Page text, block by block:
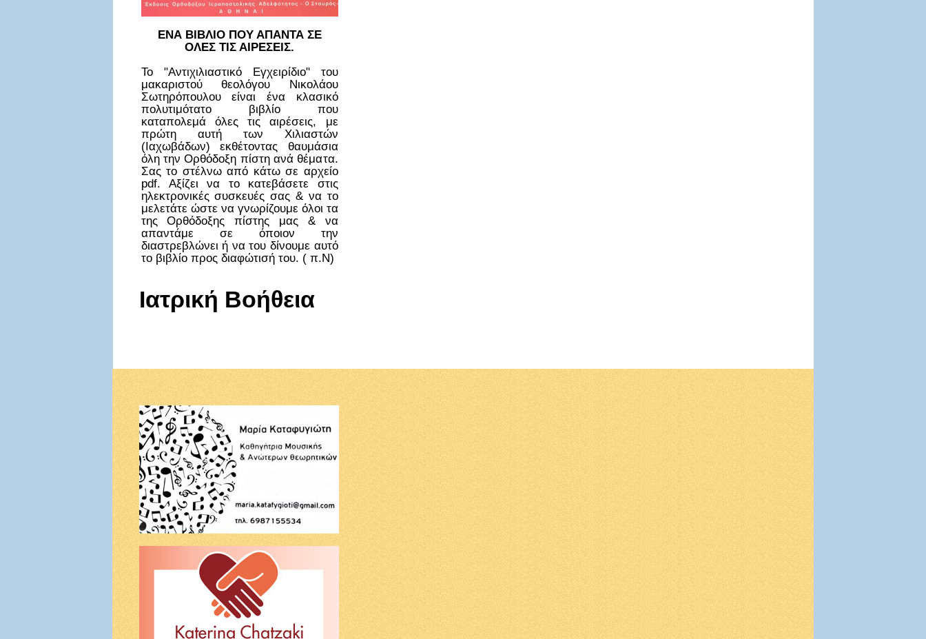
ΕΝΑ ΒΙΒΛΙΟ ΠΟΥ ΑΠΑΝΤΑ ΣΕ
ΟΛΕΣ ΤΙΣ ΑΙΡΕΣΕΙΣ.
Το "Αντιχιλιαστικό Εγχειρίδιο" του
μακαριστού θεολόγου Νικολάου
Σωτηρόπουλου είναι ένα κλασικό
πολυτιμότατο βιβλίο που
καταπολεμά όλες τις αιρέσεις, με
πρώτη αυτή των Χιλιαστών
(Ιαχωβάδων) εκθέτοντας θαυμάσια
όλη την Ορθόδοξη πίστη ανά θέματα.
Σας το στέλνω από κάτω σε αρχείο
pdf. Αξίζει να το κατεβάσετε στις
ηλεκτρονικές συσκευές σας & να το
μελετάτε ώστε να γνωρίζουμε όλοι τα
της Ορθόδοξης πίστης μας & να
απαντάμε σε όποιον την
διαστρεβλώνει ή να του δίνουμε αυτό
το βιβλίο προς διαφώτισή του. ( π.Ν)
Ιατρική Βοήθεια